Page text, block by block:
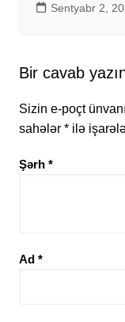
Sentyabr 2,
Bir cavab
Sizin e-poçt
sahələr *ilə
Şərh *
Ad *